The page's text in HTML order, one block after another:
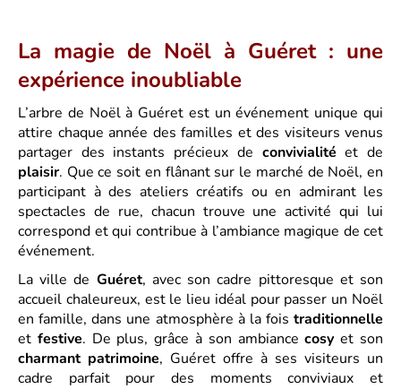
La magie de Noël à Guéret : une
expérience inoubliable
L’arbre de Noël à Guéret est un événement unique qui
attire chaque année des familles et des visiteurs venus
partager des instants précieux de convivialité et de
plaisir. Que ce soit en flânant sur le marché de Noël, en
participant à des ateliers créatifs ou en admirant les
spectacles de rue, chacun trouve une activité qui lui
correspond et qui contribue à l’ambiance magique de cet
événement.
La ville de Guéret, avec son cadre pittoresque et son
accueil chaleureux, est le lieu idéal pour passer un Noël
en famille, dans une atmosphère à la fois traditionnelle
et festive. De plus, grâce à son ambiancecosy et son
charmant patrimoine, Guéret offre à ses visiteurs un
cadre parfait pour des moments conviviaux et